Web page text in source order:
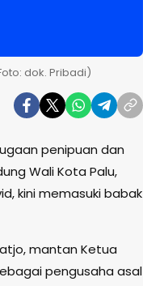
dok. Pribadi)
penipuan dan
Wali Kota Palu,
kini memasuki babak
mantan Ketua
pengusaha asal